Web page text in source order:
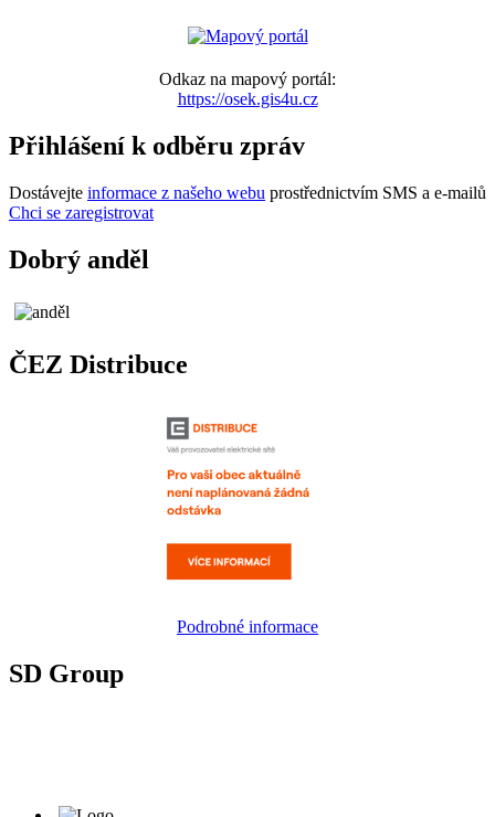
Odkaz na mapový portál:
https://osek.gis4u.cz
Přihlášení k odběru zpráv
Dostávejte informace z našeho webu prostřednictvím SMS a e-mailů
Chci se zaregistrovat
Dobrý anděl
ČEZ Distribuce
Podrobné informace
SD Group